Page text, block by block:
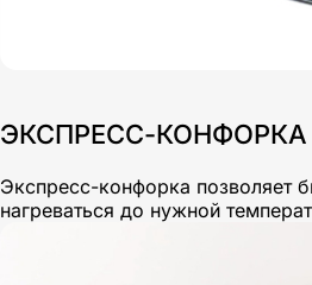
ЭКСПРЕСС-КОНФОРКА
Экспресс-конфорка позволяет
нагреваться до нужной